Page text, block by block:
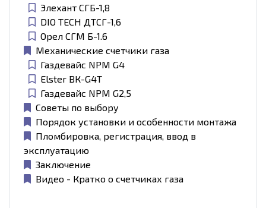
Элехант СГБ-1,8
DIO TECH ДТСГ-1,6
Орел СГМ Б-1.6
Механические счетчики газа
Газдевайс NPM G4
Elster ВК-G4Т
Газдевайс NPM G2,5
Советы по выбору
Порядок установки и особенности монтажа
Пломбировка, регистрация, ввод в
эксплуатацию
Заключение
Видео - Кратко о счетчиках газа